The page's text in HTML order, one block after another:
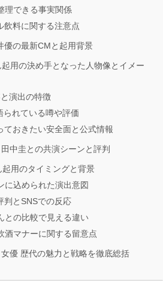
理できる事実関係
飲料に関する注意点
優の最新CMと起用背景
用の決め手となった人物像とイメー
演出の特徴
られている噂や評価
ておきたい安全面と公式情報
中圭との共演シーンと評判
起用のタイミングと背景
に込められた演出意図
判とSNSでの反応
との比較で見える違い
酒マナーに関する留意点
優 歴代の魅力と戦略を徹底総括